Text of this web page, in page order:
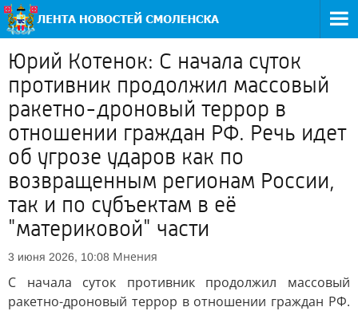
Юрий Котенок: С начала суток
противник продолжил массовый
ракетно-дроновый террор в
отношении граждан РФ. Речь идет
об угрозе ударов как по
возвращенным регионам России,
так и по субъектам в её
"материковой" части
3 июня 2026, 10:08 Мнения
С начала суток противник продолжил массовый
ракетно-дроновый террор в отношении граждан РФ.